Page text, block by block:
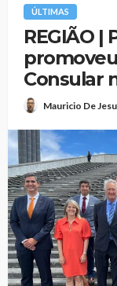
ÚLTIMAS
REGIÃO |
Consular
Mauricio De